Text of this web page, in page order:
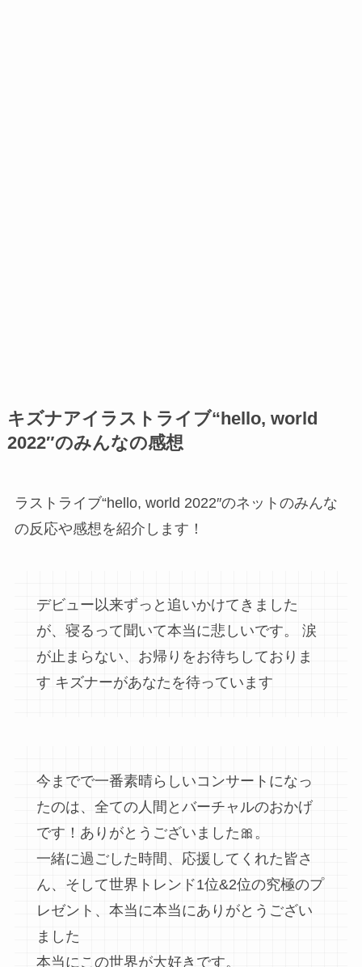
キズナアイラストライブ“hello, world
2022″のみんなの感想
ラストライブ“hello, world 2022″のネットのみんな
の反応や感想を紹介します！
デビュー以来ずっと追いかけてきました
が、寝るって聞いて本当に悲しいです。 涙
が止まらない、お帰りをお待ちしておりま
す キズナーがあなたを待っています
今までで一番素晴らしいコンサートになっ
たのは、全ての人間とバーチャルのおかげ
です！ありがとうございました🎀。
一緒に過ごした時間、応援してくれた皆さ
ん、そして世界トレンド1位&2位の究極のプ
レゼント、本当に本当にありがとうござい
ました
本当にこの世界が大好きです。